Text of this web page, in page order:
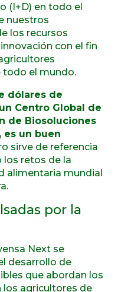
(I+D) en todo el
nuestros
los recursos
con el fin
todo el mundo.
dólares de
Centro Global de
de Biosoluciones
es un buen
sirve de referencia
los retos de la
alimentaria mundial
por la
Next se
desarrollo de
que abordan los
los agricultores de